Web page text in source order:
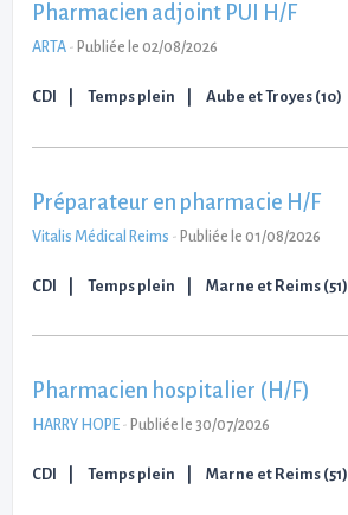
Pharmacien adjoint PUI H/F
ARTA - Publiée le 02/08/2026
CDI Temps plein Aube et Troyes (10)
Préparateur en pharmacie H/F
Vitalis Médical Reims - Publiée le 01/08/2026
CDI Temps plein Marne et Reims (51)
Pharmacien hospitalier (H/F)
HARRY HOPE - Publiée le 30/07/2026
CDI Temps plein Marne et Reims (51)